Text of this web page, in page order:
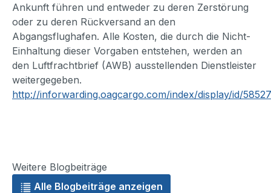
Ankunft führen und entweder zu deren Zerstörung
oder zu deren Rückversand an den
Abgangsflughafen. Alle Kosten, die durch die Nicht-
Einhaltung dieser Vorgaben entstehen, werden an
den Luftfrachtbrief (AWB) ausstellenden Dienstleister
weitergegeben.
http://inforwarding.oagcargo.com/index/display/id/58527
Weitere Blogbeiträge
Alle Blogbeiträge anzeigen